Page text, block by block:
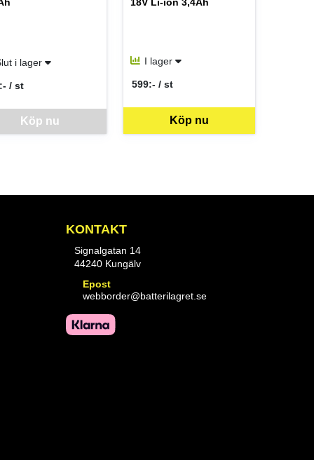
i lager
vara går inte att beställa via webben just nu, vänligen kontakta
Köp nu
/ stST
I lager
Köp nu
599:- / st
SEK per ST
KONTAKT
Signalgatan 14
44240 Kungälv
Epost
webborder@batterilagret.se